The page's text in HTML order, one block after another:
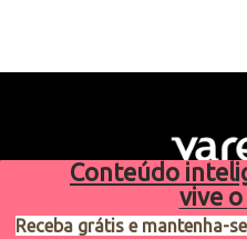
Conteúdo
vive
Receba grátis e mantenha-